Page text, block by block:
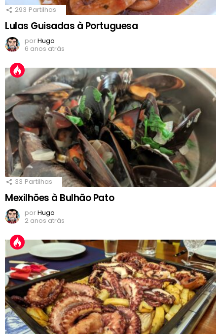
293 Partilhas
Lulas Guisadas à Portuguesa
porHugo
6 anos atrás
33 Partilhas
Mexilhões à Bulhão Pato
porHugo
2 anos atrás